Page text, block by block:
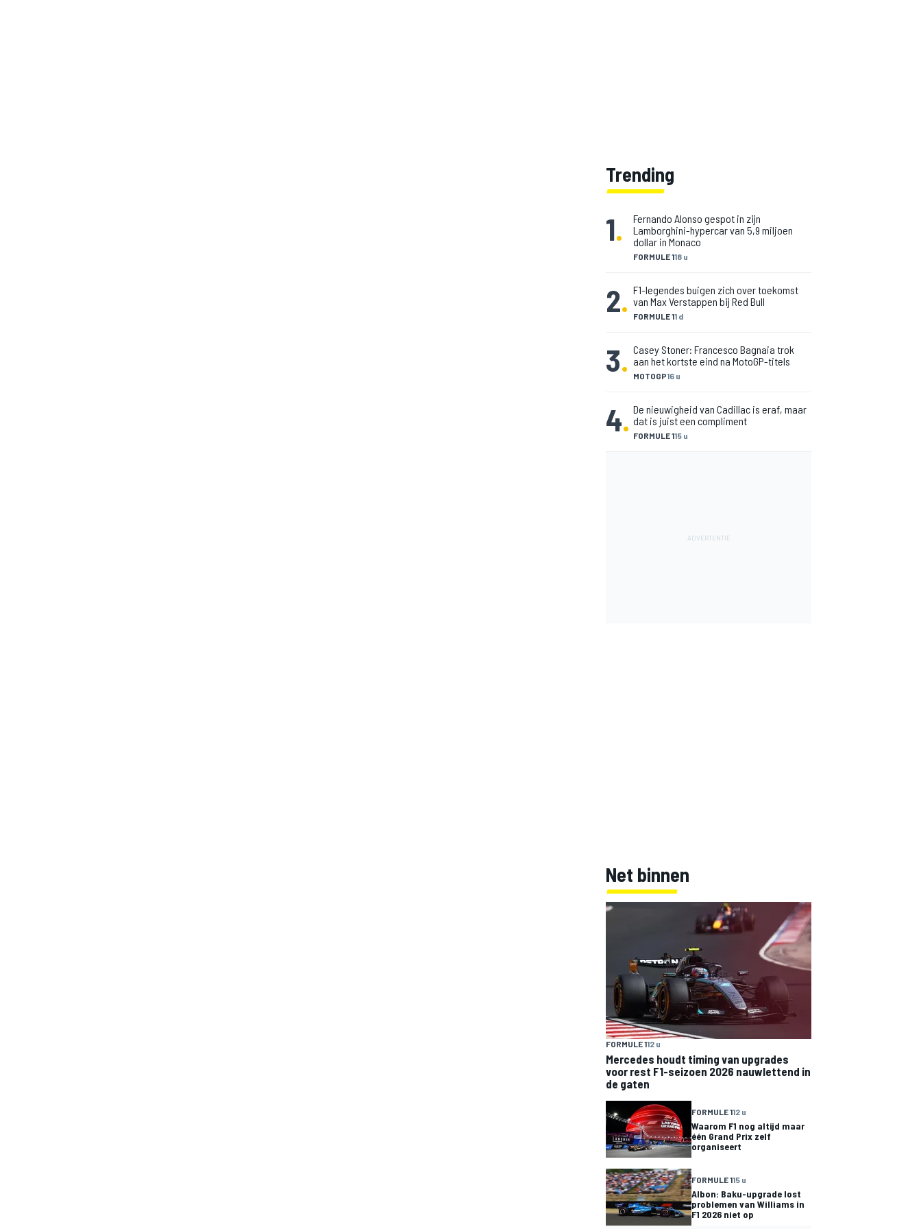
Trending
1.
FORMULE 118 u
Fernando Alonso gespot in zijn
Lamborghini-hypercar van 5,9 miljoen
dollar in Monaco
2. FORMULE 11 d
F1-legendes buigen zich over toekomst
van Max Verstappen bij Red Bull
3. MOTOGP16 u
Casey Stoner: Francesco Bagnaia trok
aan het kortste eind na MotoGP-titels
4. FORMULE 115 u
De nieuwigheid van Cadillac is eraf, maar
dat is juist een compliment
Net binnen
FORMULE 112 u
Mercedes houdt timing van upgrades
voor rest F1-seizoen 2026 nauwlettend in
de gaten
FORMULE 112 u
Waarom F1 nog altijd maar
één Grand Prix zelf
organiseert
FORMULE 115 u
Albon: Baku-upgrade lost
problemen van Williams in
F1 2026 niet op